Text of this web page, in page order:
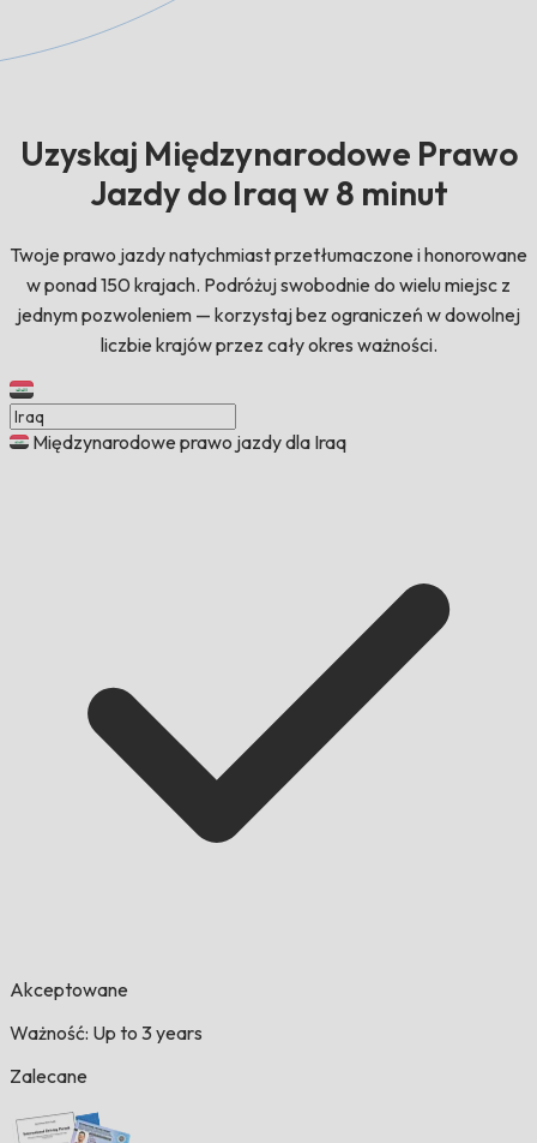
Uzyskaj Międzynarodowe Prawo
Jazdy do Iraq w 8 minut
Twoje prawo jazdy natychmiast przetłumaczone i honorowane
w ponad 150 krajach. Podróżuj swobodnie do wielu miejsc z
jednym pozwoleniem — korzystaj bez ograniczeń w dowolnej
liczbie krajów przez cały okres ważności.
Międzynarodowe prawo jazdy dla Iraq
Akceptowane
Ważność: Up to 3 years
Zalecane